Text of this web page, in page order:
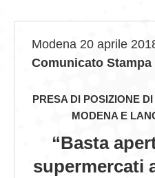
SERVIZI
GIOVEDÌ
CONTATTI
Modena 20 aprile
Comunicato Stampa
PRESA DI POSIZIONE
MODENA E
“Basta
supermercati